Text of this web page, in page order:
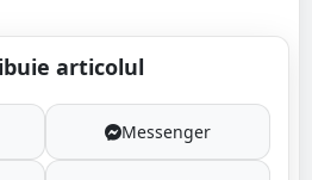
articolul
Messenger